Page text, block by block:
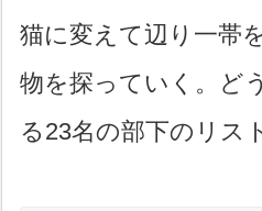
猫に変えて辺り一帯
物を探っていく。ど
る23名の部下のリス